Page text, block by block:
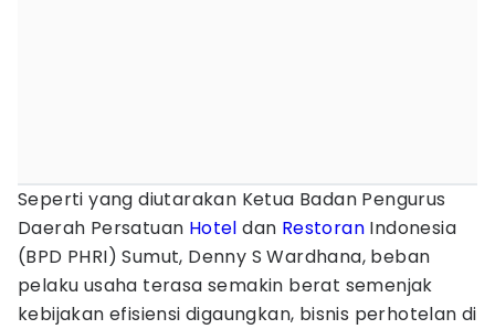
Seperti yang diutarakan Ketua Badan Pengurus
Daerah Persatuan Hotel dan Restoran Indonesia
(BPD PHRI) Sumut, Denny S Wardhana, beban
pelaku usaha terasa semakin berat semenjak
kebijakan efisiensi digaungkan, bisnis perhotelan di